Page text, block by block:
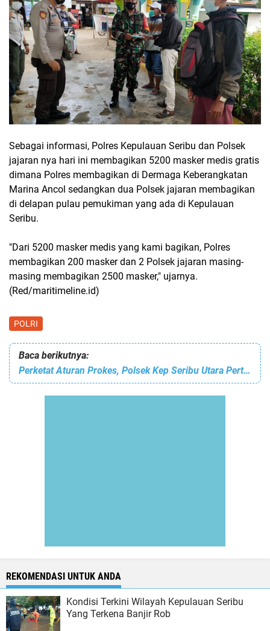
Sebagai informasi, Polres Kepulauan Seribu dan Polsek
jajaran nya hari ini membagikan 5200 masker medis gratis
dimana Polres membagikan di Dermaga Keberangkatan
Marina Ancol sedangkan dua Polsek jajaran membagikan
di delapan pulau pemukiman yang ada di Kepulauan
Seribu.
"Dari 5200 masker medis yang kami bagikan, Polres
membagikan 200 masker dan 2 Polsek jajaran masing-
masing membagikan 2500 masker," ujarnya.
(Red/maritimeline.id)
POLRI
Baca berikutnya:
Perketat Aturan Prokes, Polsek Kep Seribu Utara Pertahankan Zona Hijau KTJ Pulau Panggang
REKOMENDASI UNTUK ANDA
Kondisi Terkini Wilayah Kepulauan Seribu
Yang Terkena Banjir Rob